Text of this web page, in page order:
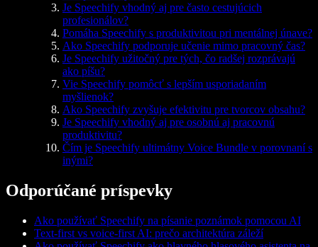
Je Speechify vhodný aj pre často cestujúcich
profesionálov?
Pomáha Speechify s produktivitou pri mentálnej únave?
Ako Speechify podporuje učenie mimo pracovný čas?
Je Speechify užitočný pre tých, čo radšej rozprávajú
ako píšu?
Vie Speechify pomôcť s lepším usporiadaním
myšlienok?
Ako Speechify zvyšuje efektivitu pre tvorcov obsahu?
Je Speechify vhodný aj pre osobnú aj pracovnú
produktivitu?
Čím je Speechify ultimátny Voice Bundle v porovnaní s
inými?
Odporúčané príspevky
Ako používať Speechify na písanie poznámok pomocou AI
Text-first vs voice-first AI: prečo architektúra záleží